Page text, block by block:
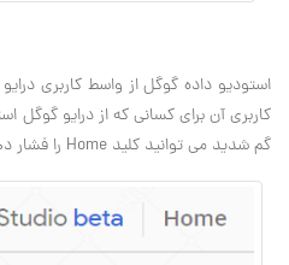
استودیو داده گوگل از واسط کاربری
کاربری آن برای کسانی که از درایو
گم شدید می توانید کلید Home را فشار دهید و به صفحه اصلی برگردید.